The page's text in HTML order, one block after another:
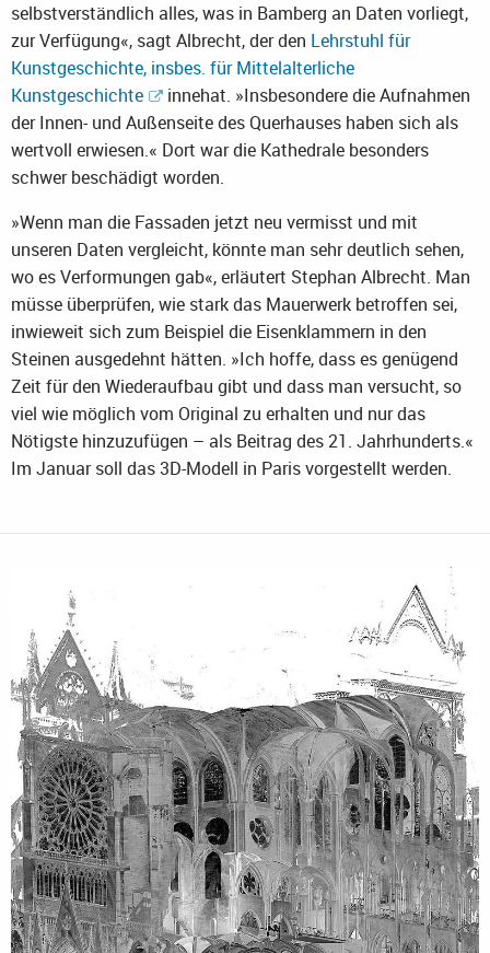
selbstverständlich alles, was in Bamberg an Daten vorliegt,
zur Verfügung«, sagt Albrecht, der den Lehrstuhl für
Kunstgeschichte, insbes. für Mittelalterliche
Kunstgeschichte
innehat. »Insbesondere die Aufnahmen
der Innen- und Außenseite des Querhauses haben sich als
wertvoll erwiesen.« Dort war die Kathedrale besonders
schwer beschädigt worden.
»Wenn man die Fassaden jetzt neu vermisst und mit
unseren Daten vergleicht, könnte man sehr deutlich sehen,
wo es Verformungen gab«, erläutert Stephan Albrecht. Man
müsse überprüfen, wie stark das Mauerwerk betroffen sei,
inwieweit sich zum Beispiel die Eisenklammern in den
Steinen ausgedehnt hätten. »Ich hoffe, dass es genügend
Zeit für den Wiederaufbau gibt und dass man versucht, so
viel wie möglich vom Original zu erhalten und nur das
Nötigste hinzuzufügen – als Beitrag des 21. Jahrhunderts.«
Im Januar soll das 3D-Modell in Paris vorgestellt werden.